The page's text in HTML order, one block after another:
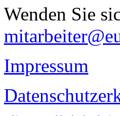
Wenden Sie
Impressum